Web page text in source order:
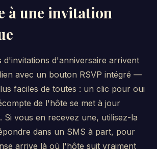
à une invitation
d'invitations d'anniversaire arrivent
avec un bouton RSVP intégré —
faciles de toutes : un clic pour oui
de l'hôte se met à jour
Si vous en recevez une, utilisez-la
dans un SMS à part, pour
arrive là où l'hôte suit vraiment